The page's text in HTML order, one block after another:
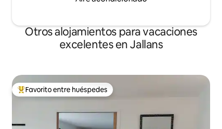
Otros alojamientos para vacaciones
excelentes en Jallans
Favorito entre huéspedes preferido
Favorito entre huéspedes